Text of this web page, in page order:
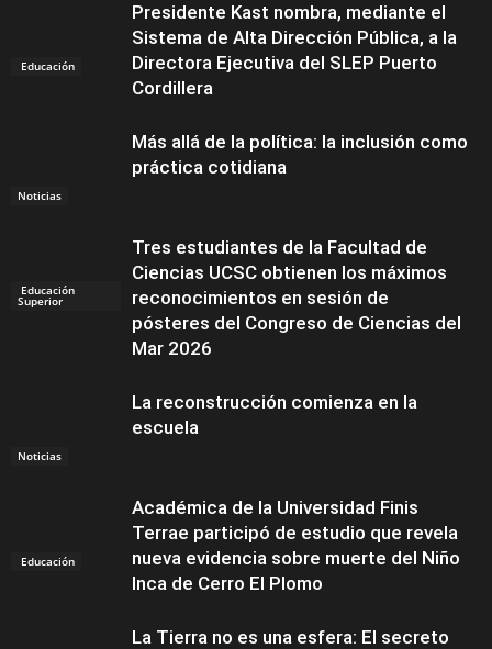
Educación
Presidente Kast nombra, mediante el
Sistema de Alta Dirección Pública, a la
Directora Ejecutiva del SLEP Puerto
Cordillera
Noticias
Más allá de la política: la inclusión como
práctica cotidiana
Educación
Superior
Tres estudiantes de la Facultad de
Ciencias UCSC obtienen los máximos
reconocimientos en sesión de
pósteres del Congreso de Ciencias del
Mar 2026
Noticias
La reconstrucción comienza en la
escuela
Educación
Académica de la Universidad Finis
Terrae participó de estudio que revela
nueva evidencia sobre muerte del Niño
Inca de Cerro El Plomo
La Tierra no es una esfera: El secreto